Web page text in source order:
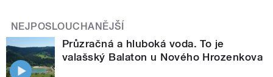
NEJPOSLOUCHANĚJŠÍ
Průzračná a hluboká voda. To je
valašský Balaton u Nového Hrozenkova